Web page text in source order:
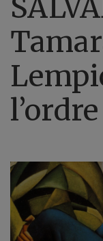
l’ordre